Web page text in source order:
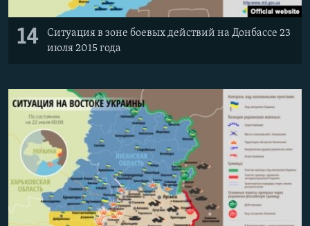
14
Ситуация в зоне боевых действий на Донбассе 23
июля 2015 года